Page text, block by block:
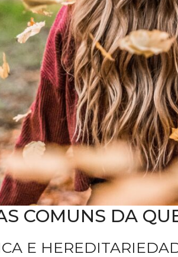
COMUNS DA
E